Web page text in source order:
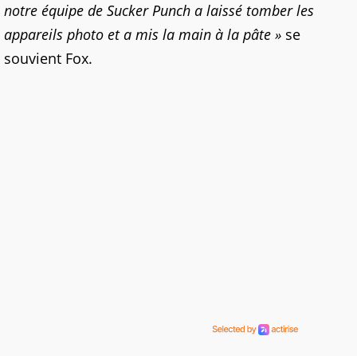
notre équipe de Sucker Punch a laissé tomber les
appareils photo et a mis la main à la pâte » se
souvient Fox.